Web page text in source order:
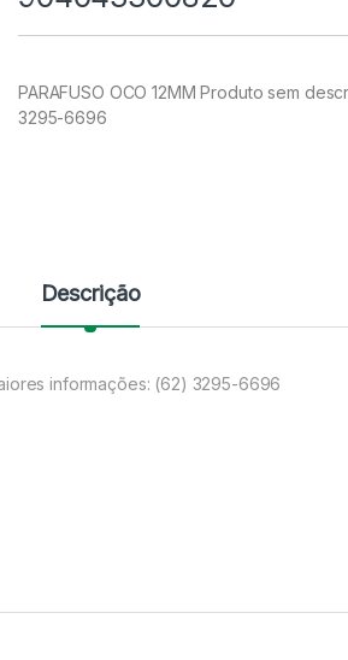
PARAFUSO OCO 12MM Produto sem
3295-6696
Descrição
informações: (62) 3295-6696